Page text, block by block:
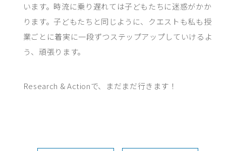
います。時流に乗り遅れては子どもたちに迷惑がかか
ります。子どもたちと同じように、クエストも私も授
業ごとに着実に一段ずつステップアップしていけるよ
う、頑張ります。
Research & Actionで、まだまだ行きます！